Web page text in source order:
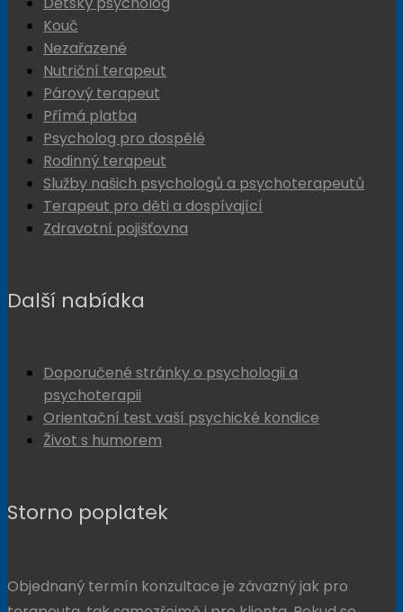
Kouč
Nezařazené
Nutriční terapeut
Párový terapeut
Přímá platba
Psycholog pro dospělé
Rodinný terapeut
Služby našich psychologů a psychoterapeutů
Terapeut pro děti a dospívající
Zdravotní pojišťovna
Další nabídka
Doporučené stránky o psychologii a
psychoterapii
Orientační test vaší psychické kondice
Život s humorem
Storno poplatek
Objednaný termín konzultace je závazný jak pro